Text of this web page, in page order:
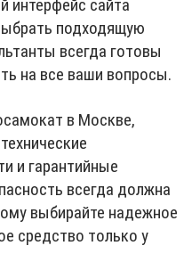
интерфейс сайта
подходящую
всегда готовы
на все ваши вопросы.
в Москве,
и гарантийные
всегда должна
выбирайте надежное
средство только у